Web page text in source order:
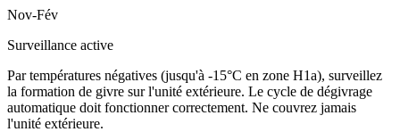
Nov-Fév
Surveillance active
Par températures négatives (jusqu'à -15°C en zone H1a), surveillez
la formation de givre sur l'unité extérieure. Le cycle de dégivrage
automatique doit fonctionner correctement. Ne couvrez jamais
l'unité extérieure.